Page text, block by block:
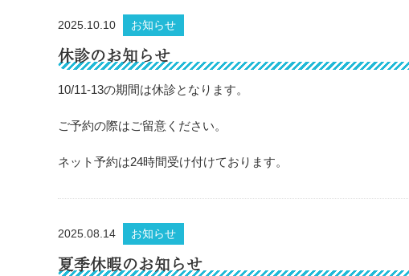
2025.10.10 お知らせ
休診のお知らせ
10/11-13の期間は休診となります。
ご予約の際はご留意ください。
ネット予約は24時間受け付けております。
2025.08.14 お知らせ
夏季休暇のお知らせ